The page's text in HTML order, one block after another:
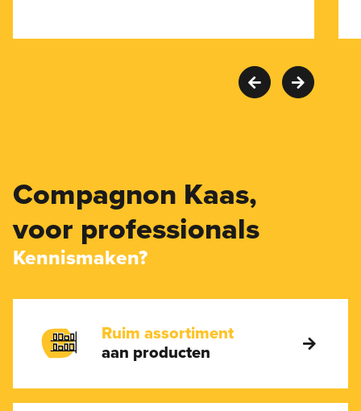
Compagnon Kaas,
voor professionals
Kennismaken?
Ruim assortiment
aan producten